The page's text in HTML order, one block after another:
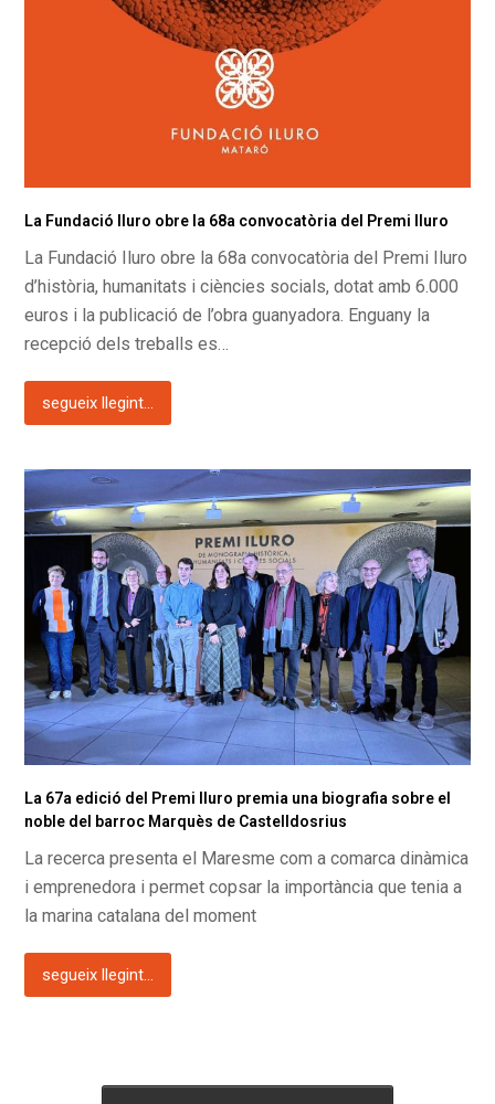
La Fundació Iluro obre la 68a convocatòria del Premi Iluro
La Fundació Iluro obre la 68a convocatòria del Premi Iluro
d’història, humanitats i ciències socials, dotat amb 6.000
euros i la publicació de l’obra guanyadora. Enguany la
recepció dels treballs es…
segueix llegint...
La 67a edició del Premi Iluro premia una biografia sobre el
noble del barroc Marquès de Castelldosrius
La recerca presenta el Maresme com a comarca dinàmica
i emprenedora i permet copsar la importància que tenia a
la marina catalana del moment
segueix llegint...